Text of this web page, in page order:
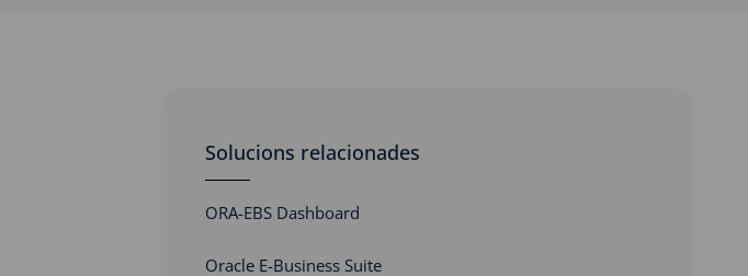
Solucions relacionades
ORA-EBS Dashboard
Oracle E-Business Suite